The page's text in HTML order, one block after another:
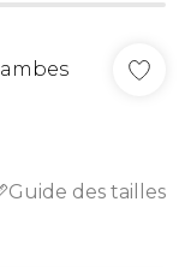
Guide des tailles